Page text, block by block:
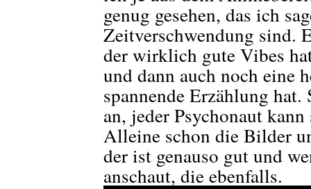
genug gesehen, das ich
Zeitverschwendung sind.
der wirklich gute Vibes
und dann auch noch eine
spannende Erzählung
an, jeder Psychonaut
Alleine schon die Bilder
der ist genauso gut und
anschaut, die ebenfalls.